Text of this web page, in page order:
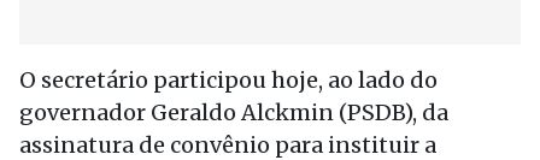
O secretário participou hoje, ao lado do
governador Geraldo Alckmin (PSDB), da
assinatura de convênio para instituir a